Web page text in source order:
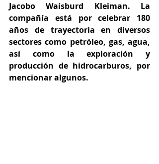
Jacobo Waisburd Kleiman. La
compañía está por celebrar 180
años de trayectoria en diversos
sectores como petróleo, gas, agua,
así como la exploración y
producción de hidrocarburos, por
mencionar algunos.